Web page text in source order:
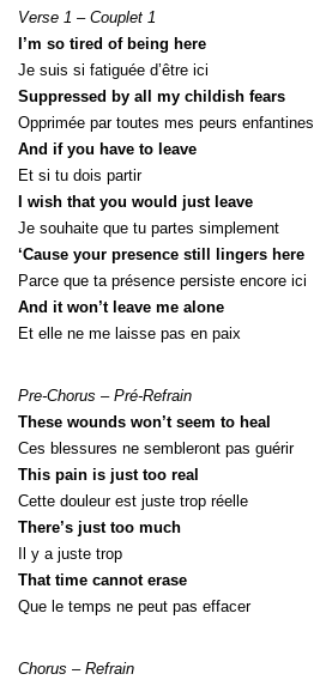
Verse 1 – Couplet 1
I’m so tired of being here
Je suis si fatiguée d’être ici
Suppressed by all my childish fears
Opprimée par toutes mes peurs enfantines
And if you have to leave
Et si tu dois partir
I wish that you would just leave
Je souhaite que tu partes simplement
‘Cause your presence still lingers here
Parce que ta présence persiste encore ici
And it won’t leave me alone
Et elle ne me laisse pas en paix
Pre-Chorus – Pré-Refrain
These wounds won’t seem to heal
Ces blessures ne sembleront pas guérir
This pain is just too real
Cette douleur est juste trop réelle
There’s just too much
Il y a juste trop
That time cannot erase
Que le temps ne peut pas effacer
Chorus – Refrain